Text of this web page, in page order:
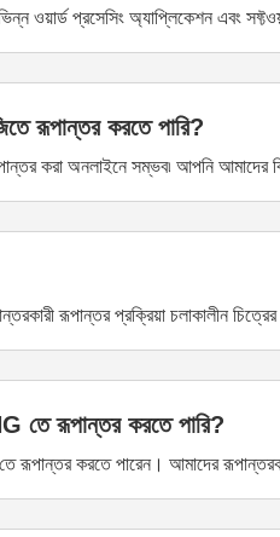
ওয়ার্ড প্রসেসিং অ্যাপ্লিকেশন এবং
রূপান্তর করতে পারি?
করা অনলাইনে সম্ভব৷ আপনি আমাদের
রূপান্তর প্রক্রিয়া চলাকালীন চিত্রের
তে রূপান্তর করতে পারি?
করতে পারেন। আমাদের